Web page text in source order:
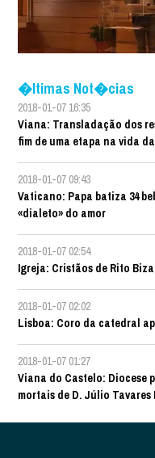
�ltimas Not�cias
2018-01-07 16:35
Viana: Transladação dos
fim de uma etapa na vida
2018-01-07 09:43
Vaticano: Papa batiza 34
«dialeto» do amor
2018-01-07 02:54
Igreja: Cristãos de Rito
2018-01-07 02:02
Lisboa: Coro da catedral
2018-01-07 01:27
Viana do Castelo: Diocese
mortais de D. Júlio Tavares